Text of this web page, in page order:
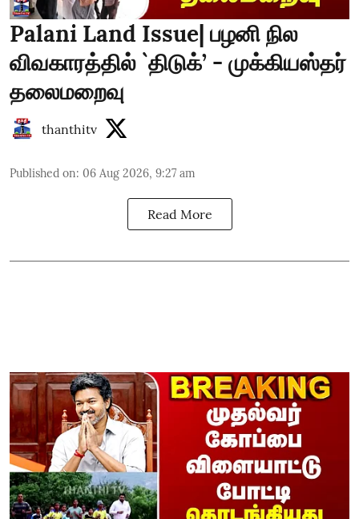
Palani Land Issue| பழனி நில
விவகாரத்தில் `திடுக்’ - முக்கியஸ்தர்
தலைமறைவு
thanthitv
Published on: 06 Aug 2026, 9:27 am
Read More